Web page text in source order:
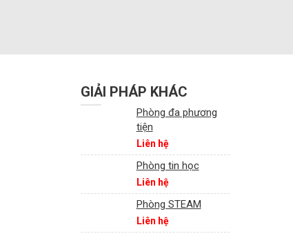
GIẢI PHÁP KHÁC
Phòng đa phương
tiện
Liên hệ
Phòng tin học
Liên hệ
Phòng STEAM
Liên hệ